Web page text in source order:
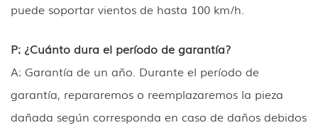
puede soportar vientos de hasta 100 km/h.
P: ¿Cuánto dura el período de garantía?
A: Garantía de un año. Durante el período de
garantía, repararemos o reemplazaremos la pieza
dañada según corresponda en caso de daños debidos